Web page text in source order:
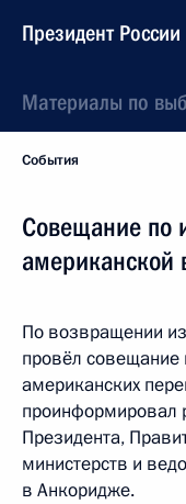
Президент России
Материалы по
События
Совещание по
американской
По возвращении
провёл совещание
американских
проинформировал
Президента,
министерств и
в Анкоридже.